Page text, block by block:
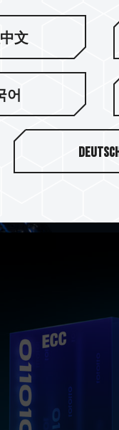
잠금식 호
적인 품질
A440 Lite는
3D TLC NAND 메모
장 안정적인 SSD 품
文
어